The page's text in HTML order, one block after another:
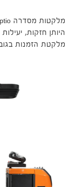
מלקטת הזמנות